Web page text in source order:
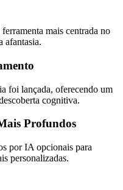
mais centrada no
afantasia.
foi lançada, oferecendo um
cognitiva.
Profundos
por IA opcionais para
personalizadas.